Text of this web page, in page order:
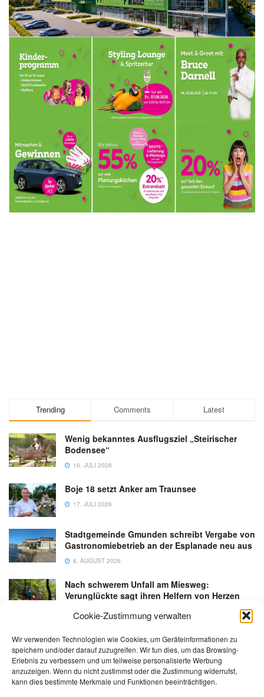
Cookie-Zustimmung verwalten
Wir verwenden Technologien wie Cookies, um Geräteinformationen zu
speichern und/oder darauf zuzugreifen. Wir tun dies, um das Browsing-
Erlebnis zu verbessern und um teilweise personalisierte Werbung
anzuzeigen. Wenn du nicht zustimmst oder die Zustimmung widerrufst,
kann dies bestimmte Merkmale und Funktionen beeinträchtigen.
Trending Comments Latest
Wenig bekanntes Ausflugsziel „Steirischer
Bodensee“
16. JULI 2026
Boje 18 setzt Anker am Traunsee
17. JULI 2026
Stadtgemeinde Gmunden schreibt Vergabe von
Gastronomiebetrieb an der Esplanade neu aus
6. AUGUST 2026
Nach schwerem Unfall am Miesweg:
Verunglückte sagt ihren Helfern von Herzen
3. AUGUST 2026